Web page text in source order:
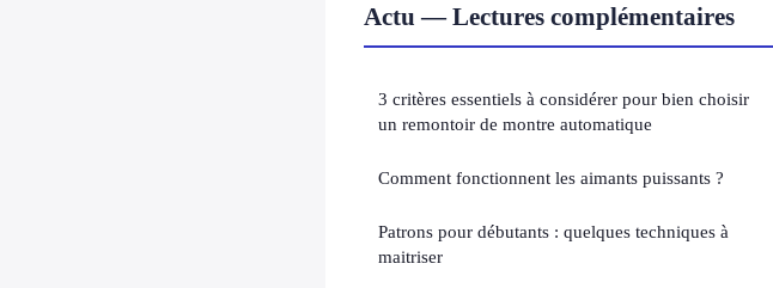
Actu — Lectures complémentaires
3 critères essentiels à considérer pour bien choisir
un remontoir de montre automatique
Comment fonctionnent les aimants puissants ?
Patrons pour débutants : quelques techniques à
maitriser